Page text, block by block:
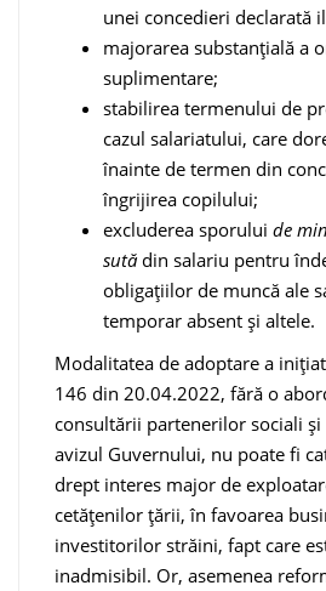
unei concedieri declarată
majorarea substanțială a
suplimentare;
stabilirea termenului de
cazul salariatului, care
înainte de termen din
îngrijirea copilului;
excluderea sporului de
sutădin salariu pentru
obligațiilor de muncă ale
temporar absent și altele.
Modalitatea de adoptare a
146 din 20.04.2022, fără o
consultării partenerilor sociali și
avizul Guvernului, nu poate fi
drept interes major de
cetățenilor țării, în favoarea
investitorilor străini, fapt care
inadmisibil. Or, asemenea